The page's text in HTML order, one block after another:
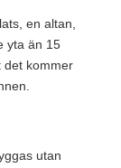
en altan,
yta än 15
det kommer
utan